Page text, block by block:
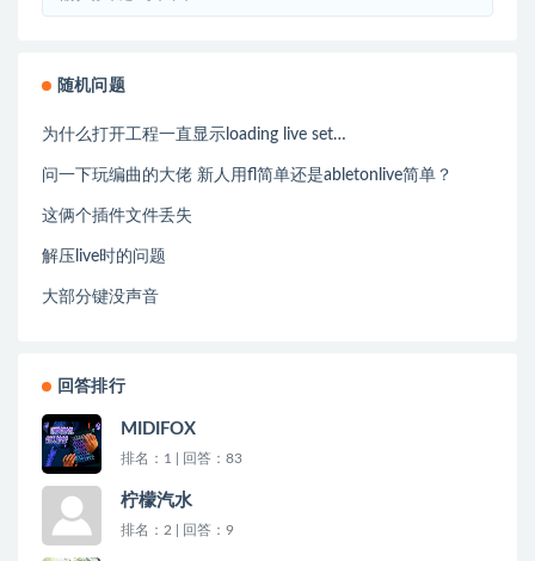
随机问题
为什么打开工程一直显示loading live set…
问一下玩编曲的大佬 新人用fl简单还是abletonlive简单？
这俩个插件文件丢失
解压live时的问题
大部分键没声音
回答排行
MIDIFOX
排名：1 | 回答：83
柠檬汽水
排名：2 | 回答：9